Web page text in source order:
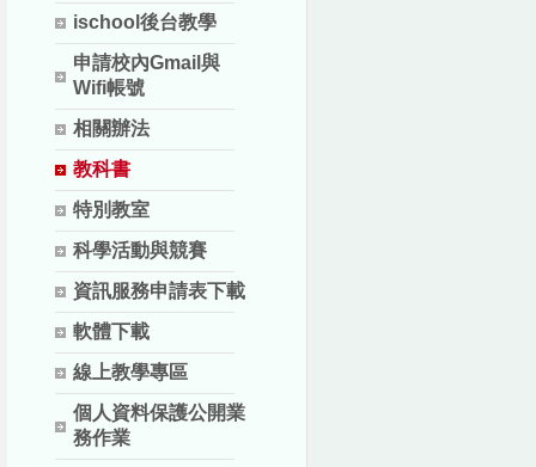
ischool後台教學
申請校內Gmail與
Wifi帳號
相關辦法
教科書
特別教室
科學活動與競賽
資訊服務申請表下載
軟體下載
線上教學專區
個人資料保護公開業
務作業